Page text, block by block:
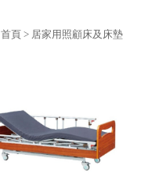
首頁> 居家用照顧床及床墊